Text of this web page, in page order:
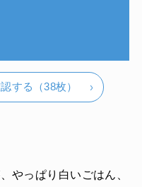
する（38枚）
やっぱり白いごはん、